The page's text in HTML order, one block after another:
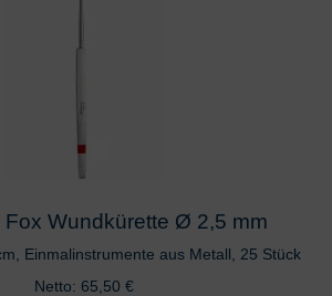
Fox Wundkürette Ø 2,5 mm
Einmalinstrumente aus Metall, 25 Stück
Netto: 65,50 €